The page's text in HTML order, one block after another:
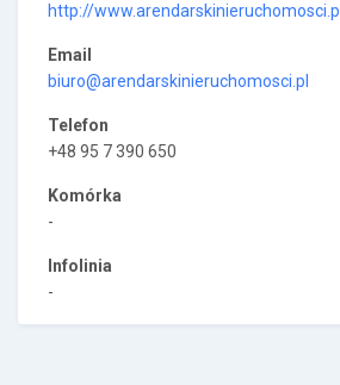
http://www.arendarskinieruchomosci.pl
Email
biuro@arendarskinieruchomosci.pl
Telefon
+48 95 7 390 650
Komórka
-
Infolinia
-